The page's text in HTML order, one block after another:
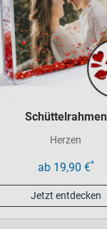
Schüttelrahmen
Herzen
ab 19,90 €*
Jetzt entdecken